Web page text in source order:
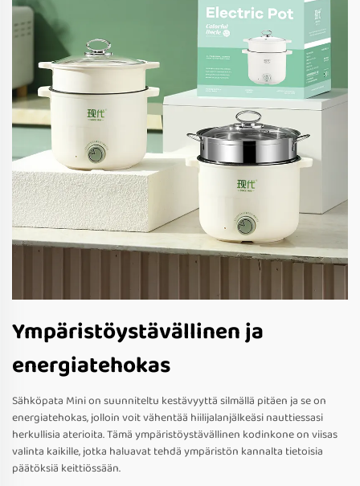
Ympäristöystävällinen ja
energiatehokas
Sähköpata Mini on suunniteltu kestävyyttä silmällä pitäen ja se on
energiatehokas, jolloin voit vähentää hiilijalanjälkeäsi nauttiessasi
herkullisia aterioita. Tämä ympäristöystävällinen kodinkone on viisas
valinta kaikille, jotka haluavat tehdä ympäristön kannalta tietoisia
päätöksiä keittiössään.